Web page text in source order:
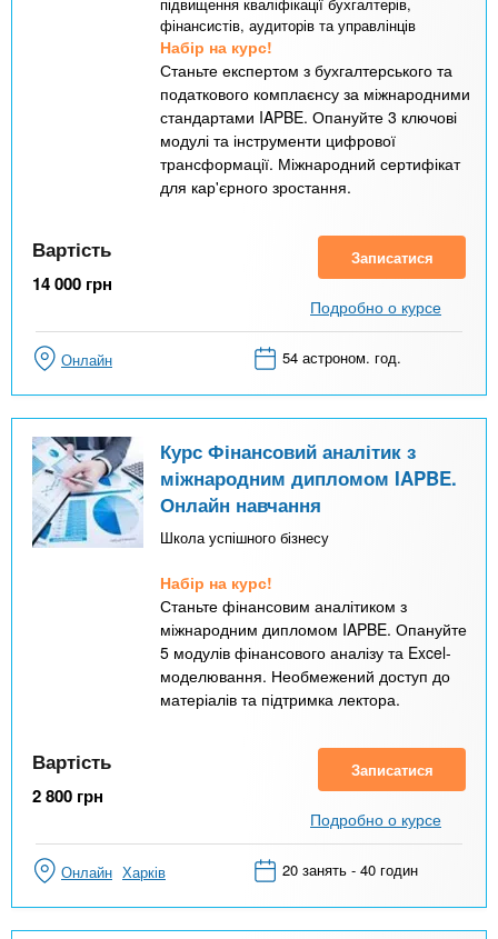
фінансистів, аудиторів та управлінців
Набір на курс!
Станьте експертом з бухгалтерського та
податкового комплаєнсу за міжнародними
стандартами IAPBE. Опануйте 3 ключові
модулі та інструменти цифрової
трансформації. Міжнародний сертифікат
для кар'єрного зростання.
Вартість
14 000 грн
Записатися
Подробно о курсе
Онлайн 54 астроном. год.
Курс Фінансовий аналітик з
міжнародним дипломом IAPBE.
Онлайн навчання
Школа успішного бізнесу
Набір на курс!
Станьте фінансовим аналітиком з
міжнародним дипломом IAPBE. Опануйте
5 модулів фінансового аналізу та Excel-
моделювання. Необмежений доступ до
матеріалів та підтримка лектора.
Вартість
2 800 грн
Записатися
Подробно о курсе
Онлайн Харків 20 занять - 40 годин